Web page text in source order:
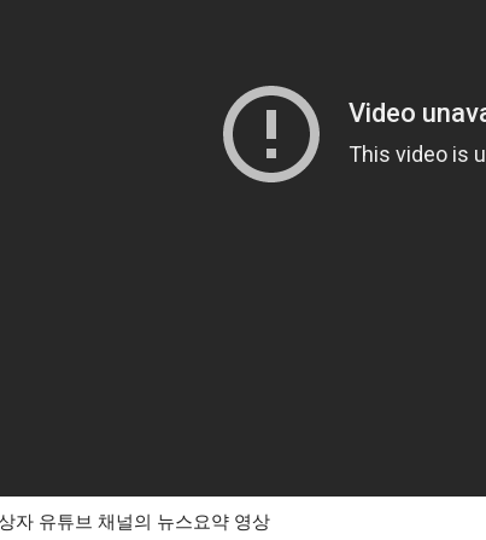
자 유튜브 채널의 뉴스요약 영상